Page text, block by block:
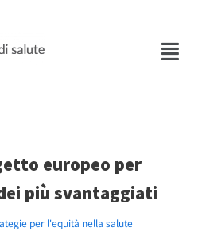
europeo per
più svantaggiati
per l'equità nella salute